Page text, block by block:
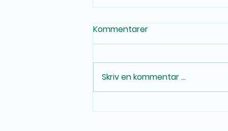
Kommentarer
Skriv en kommentar …